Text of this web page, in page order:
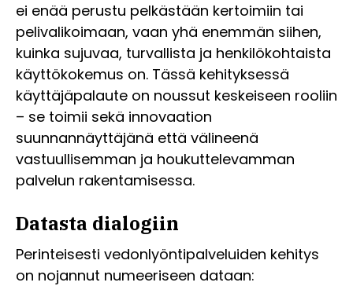
ei enää perustu pelkästään kertoimiin tai
pelivalikoimaan, vaan yhä enemmän siihen,
kuinka sujuvaa, turvallista ja henkilökohtaista
käyttökokemus on. Tässä kehityksessä
käyttäjäpalaute on noussut keskeiseen rooliin
– se toimii sekä innovaation
suunnannäyttäjänä että välineenä
vastuullisemman ja houkuttelevamman
palvelun rakentamisessa.
Datasta dialogiin
Perinteisesti vedonlyöntipalveluiden kehitys
on nojannut numeeriseen dataan: